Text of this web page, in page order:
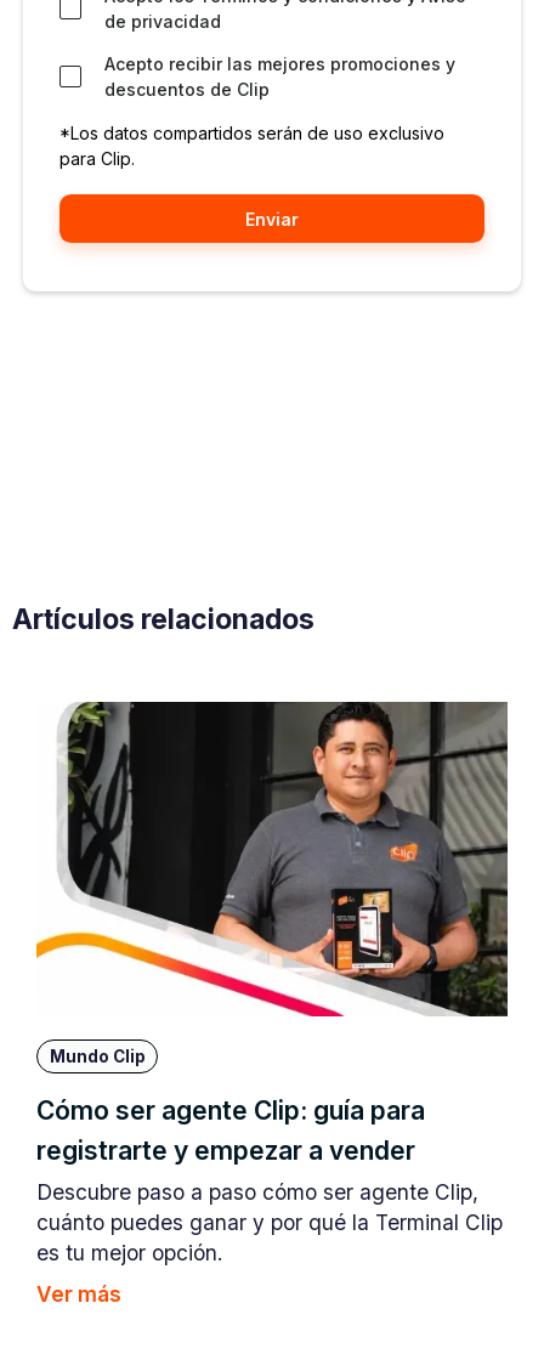
de privacidad
Acepto recibir las mejores promociones y
descuentos de Clip
*Los datos compartidos serán de uso exclusivo
para Clip.
Artículos relacionados
Mundo Clip
Cómo ser agente Clip: guía para
registrarte y empezar a vender
Descubre paso a paso cómo ser agente Clip,
cuánto puedes ganar y por qué la Terminal Clip
es tu mejor opción.
Ver más